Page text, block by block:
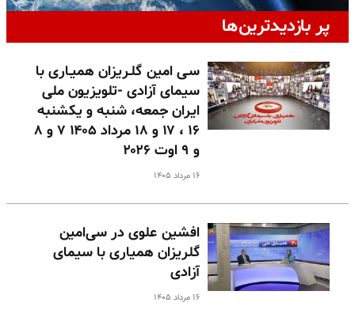
پر بازدیدترین‌ها
سـی امین گلـریزان همیـاری با
سیمای آزادی -تلویزیون ملی
ایران جمعه، شنبه و یکشنبه
۱۶ ، ۱۷ و ۱۸ مرداد ۱۴۰۵ ۷ و ۸
و ۹ اوت ۲۰۲۶
۱۶ مرداد ۱۴۰۵
افشین علوی در سی‌امین
گلریزان همیاری با سیمای
آزادی
۱۶ مرداد ۱۴۰۵